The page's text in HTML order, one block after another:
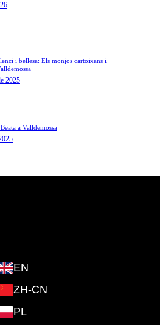
i bellesa: Els monjos cartoixans i
2025
a Valldemossa
EN
ZH-CN
PL